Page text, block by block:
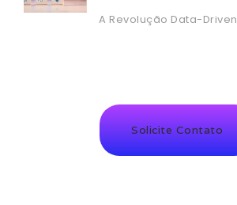
A Revolução Data-Driven
Solicite Contato